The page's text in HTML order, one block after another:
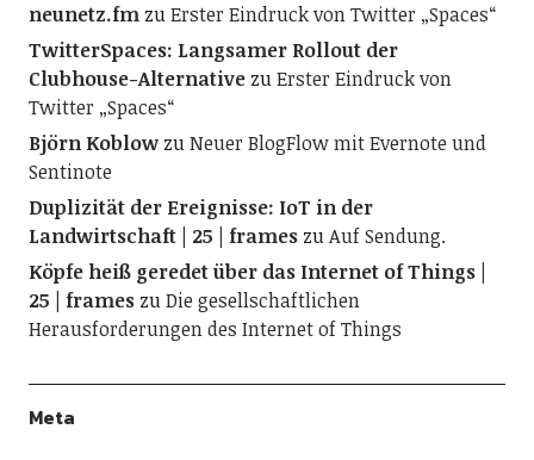
neunetz.fmzuErster Eindruck von Twitter „Spaces“
TwitterSpaces: Langsamer Rollout der
Clubhouse-AlternativezuErster Eindruck von
Twitter „Spaces“
Björn KoblowzuNeuer BlogFlow mit Evernote und
Sentinote
Duplizität der Ereignisse: IoT in der
Landwirtschaft | 25 | frameszuAuf Sendung.
Köpfe heiß geredet über das Internet of Things |
25 | frameszuDie gesellschaftlichen
Herausforderungen des Internet of Things
Meta